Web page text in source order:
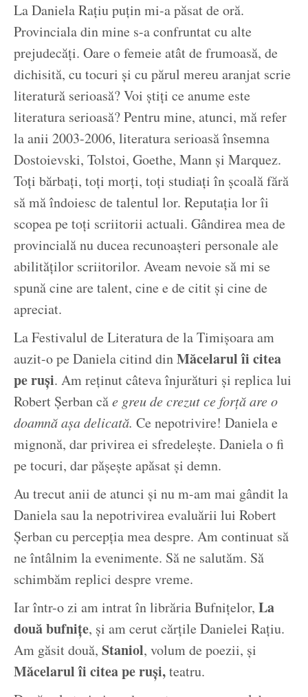
La Daniela Rațiu puțin mi-a păsat de oră.
Provinciala din mine s-a confruntat cu alte
prejudecăți. Oare o femeie atât de frumoasă, de
dichisită, cu tocuri și cu părul mereu aranjat scrie
literatură serioasă? Voi știți ce anume este
literatura serioasă? Pentru mine, atunci, mă refer
la anii 2003-2006, literatura serioasă însemna
Dostoievski, Tolstoi, Goethe, Mann și Marquez.
Toți bărbați, toți morți, toți studiați în școală fără
să mă îndoiesc de talentul lor. Reputația lor îi
scopea pe toți scriitorii actuali. Gândirea mea de
provincială nu ducea recunoașteri personale ale
abilităților scriitorilor. Aveam nevoie să mi se
spună cine are talent, cine e de citit și cine de
apreciat.
La Festivalul de Literatura de la Timișoara am
auzit-o pe Daniela citind dinMăcelarul îi citea
pe ruși. Am reținut câteva înjurături și replica lui
Robert Șerban căe greu de crezut ce forță are o
doamnă așa delicată. Ce nepotrivire! Daniela e
mignonă, dar privirea ei sfredelește. Daniela o fi
pe tocuri, dar pășește apăsat și demn.
Au trecut anii de atunci și nu m-am mai gândit la
Daniela sau la nepotrivirea evaluării lui Robert
Șerban cu percepția mea despre. Am continuat să
ne întâlnim la evenimente. Să ne salutăm. Să
schimbăm replici despre vreme.
Iar într-o zi am intrat în librăria Bufnițelor, La
două bufnițe, și am cerut cărțile Danielei Rațiu.
Am găsit două, Staniol, volum de poezii, și
Măcelarul îi citea pe ruși,teatru.